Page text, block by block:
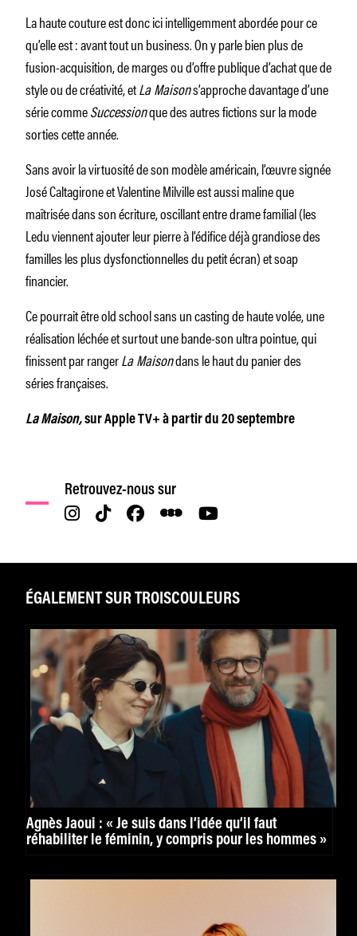
La haute couture est donc ici intelligemment abordée pour ce
qu’elle est : avant tout un business. On y parle bien plus de
fusion-acquisition, de marges ou d’offre publique d’achat que de
style ou de créativité, etLa Maisons’approche davantage d’une
série commeSuccessionque des autres fictions sur la mode
sorties cette année.
Sans avoir la virtuosité de son modèle américain, l’œuvre signée
José Caltagirone et Valentine Milville est aussi maline que
maîtrisée dans son écriture, oscillant entre drame familial (les
Ledu viennent ajouter leur pierre à l’édifice déjà grandiose des
familles les plus dysfonctionnelles du petit écran) et soap
financier.
Ce pourrait être old school sans un casting de haute volée, une
réalisation léchée et surtout une bande-son ultra pointue, qui
finissent par rangerLa Maisondans le haut du panier des
séries françaises.
La Maison,sur Apple TV+ à partir du 20 septembre
Retrouvez-nous sur
ÉGALEMENT SUR TROISCOULEURS
Agnès Jaoui : « Je suis dans l’idée qu’il faut
réhabiliter le féminin, y compris pour les hommes »